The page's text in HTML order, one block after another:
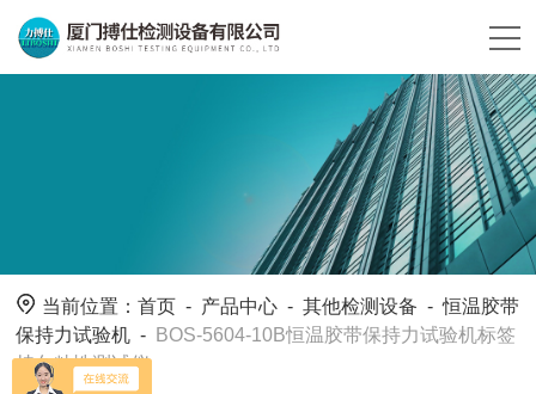
当前位置：首页 - 产品中心 -其他检测设备 -恒温胶带
保持力试验机 -
BOS-5604-10B恒温胶带保持力试验机标签
持久粘性测试仪